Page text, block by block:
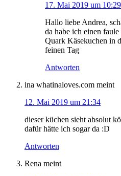
17. Mai 2019 um 10:29
Hallo liebe Andrea,
da habe ich einen
Quark Käsekuchen in
feinen Tag
Antworten
ina whatinaloves.com meint
12. Mai 2019 um 21:34
dieser küchen sieht absolut
dafür hätte ich sogar da :D
Antworten
Rena meint